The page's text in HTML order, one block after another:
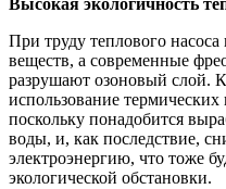
Высокая экологичность
При труду теплового
веществ, а современные
разрушают озоновый слой.
использование
поскольку понадобится
воды, и, как последствие,
электроэнергию, что тоже
экологической обстановки.